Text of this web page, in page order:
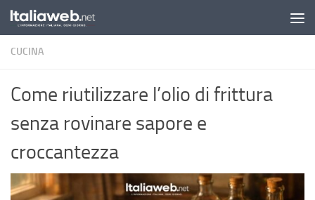
Sotto il contenuto
CUCINA
Come riutilizzare l’olio di frittura
senza rovinare sapore e
croccantezza